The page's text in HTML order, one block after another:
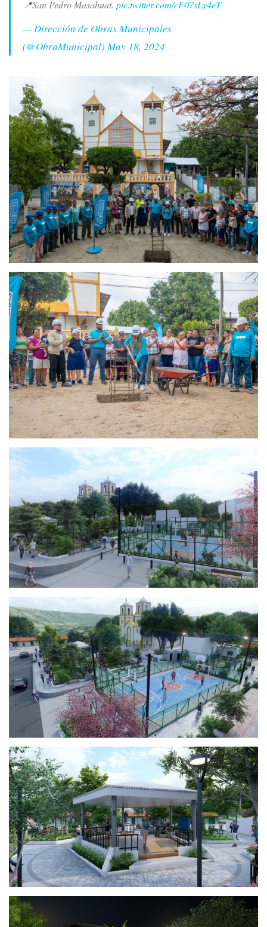
📍San Pedro Masahuat. pic.twitter.com/cF07sLy4eT
— Dirección de Obras Municipales
(@ObraMunicipal)May 18, 2024